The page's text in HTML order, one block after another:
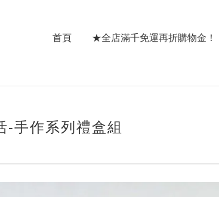
首頁 ★全店滿千免運再折購物金！
-手作系列禮盒組